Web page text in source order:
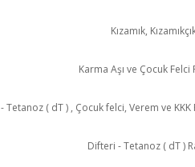
Kızamık,
Karma Aşı ve Çocuk
Tetanoz ( dT ) , Çocuk felci, Verem ve KKK
Difteri - Tetanoz ( dT )